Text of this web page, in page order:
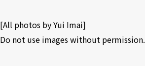
[All photos by Yui Imai]
Do not use images without permission.